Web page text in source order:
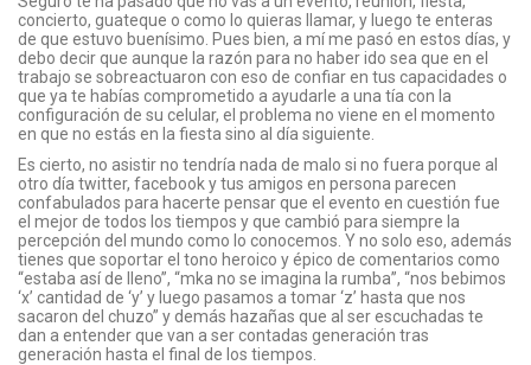
concierto, guateque o como lo quieras llamar, y luego te enteras
de que estuvo buenísimo. Pues bien, a mí me pasó en estos días, y
debo decir que aunque la razón para no haber ido sea que en el
trabajo se sobreactuaron con eso de confiar en tus capacidades o
que ya te habías comprometido a ayudarle a una tía con la
configuración de su celular, el problema no viene en el momento
en que no estás en la fiesta sino al día siguiente.
Es cierto, no asistir no tendría nada de malo si no fuera porque al
otro día twitter, facebook y tus amigos en persona parecen
confabulados para hacerte pensar que el evento en cuestión fue
el mejor de todos los tiempos y que cambió para siempre la
percepción del mundo como lo conocemos. Y no solo eso, además
tienes que soportar el tono heroico y épico de comentarios como
“estaba así de lleno”, “mka no se imagina la rumba”, “nos bebimos
‘x’ cantidad de ‘y’ y luego pasamos a tomar ‘z’ hasta que nos
sacaron del chuzo” y demás hazañas que al ser escuchadas te
dan a entender que van a ser contadas generación tras
generación hasta el final de los tiempos.